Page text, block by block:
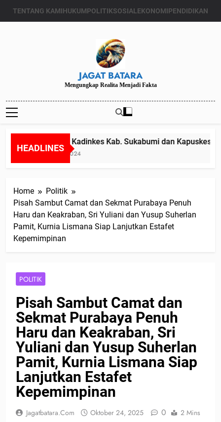
TENTANG KAMIHUKUMPOLITIKSOSIALEKONOMIPENDIDIKAN
JAGAT BATARA
Mengungkap Realita Menjadi Fakta
HEADLINES
Diduga Kadinkes Kab. Sukabumi dan
Juli 24, 2024
Home
Politik
Pisah Sambut Camat dan Sekmat Purabaya Penuh
Haru dan Keakraban, Sri Yuliani dan Yusup Suherlan
Pamit, Kurnia Lismana Siap Lanjutkan Estafet
Kepemimpinan
POLITIK
Pisah Sambut Camat dan
Sekmat Purabaya Penuh
Haru dan Keakraban, Sri
Yuliani dan Yusup Suherlan
Pamit, Kurnia Lismana Siap
Lanjutkan Estafet
Kepemimpinan
Jagatbatara.com Oktober 24, 2025 0 2 Mins